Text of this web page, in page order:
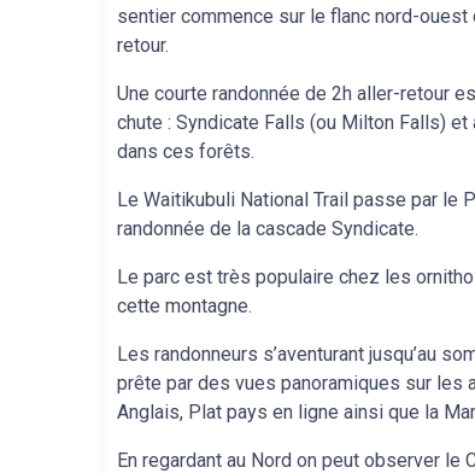
sentier commence sur le flanc nord-ouest
retour.
Une courte randonnée de 2h aller-retour
chute : Syndicate Falls (ou Milton Falls)
dans ces forêts.
Le Waitikubuli National Trail passe par le
randonnée de la cascade Syndicate.
Le parc est très populaire chez les
cette montagne.
Les randonneurs s’aventurant jusqu’au
prête par des vues panoramiques sur les
Anglais, Plat pays en ligne ainsi que la
En regardant au Nord on peut observer le